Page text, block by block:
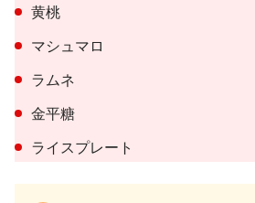
黄桃
マシュマロ
ラムネ
金平糖
ライスプレート